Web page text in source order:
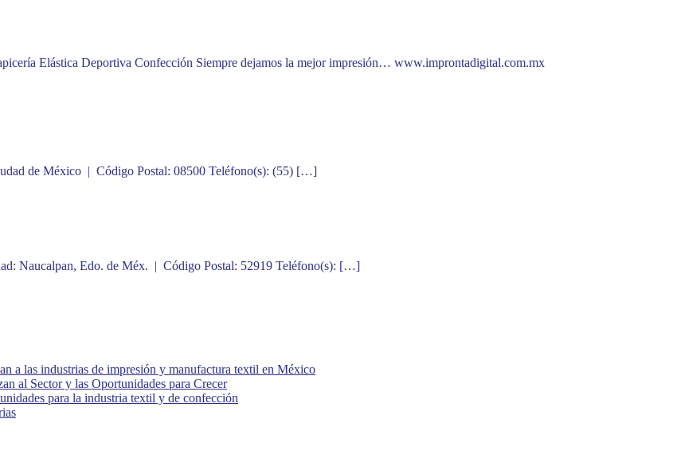
Elástica Deportiva Confección Siempre dejamos la mejor impresión… www.improntadigital.com.mx
de México | Código Postal: 08500 Teléfono(s): (55) […]
Naucalpan, Edo. de Méx. | Código Postal: 52919 Teléfono(s): […]
a las industrias de impresión y manufactura textil en México
al Sector y las Oportunidades para Crecer
para la industria textil y de confección